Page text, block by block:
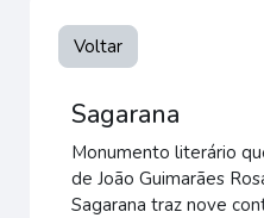
Voltar
Sagarana
Monumento literário
de João Guimarães
Sagarana traz nove